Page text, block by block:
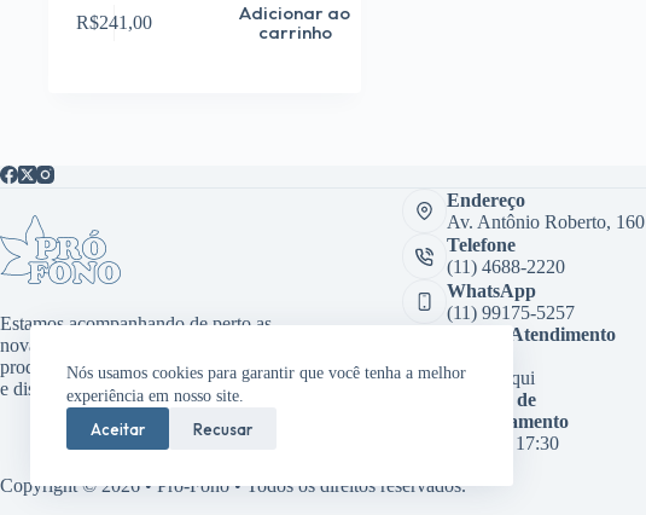
Nós usamos cookies para garantir que você tenha a melhor
experiência em nosso site.
Aceitar Recusar
R$241,00
Adicionar ao
carrinho
Estamos acompanhando de perto as
novas tecnologias, desenvolvendo
produtos inovadores como aplicativos
e dispositivos médicos.
Endereço
Av. Antônio Roberto, 160
Telefone
(11) 4688-2220
WhatsApp
(11) 99175-5257
Sala de Atendimento
Clique aqui
Horário de
funcionamento
08:00 às 17:30
Copyright © 2026 • Pró-Fono • Todos os direitos reservados.